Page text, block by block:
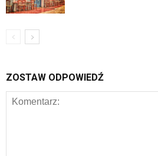
ZOSTAW ODPOWIEDŹ